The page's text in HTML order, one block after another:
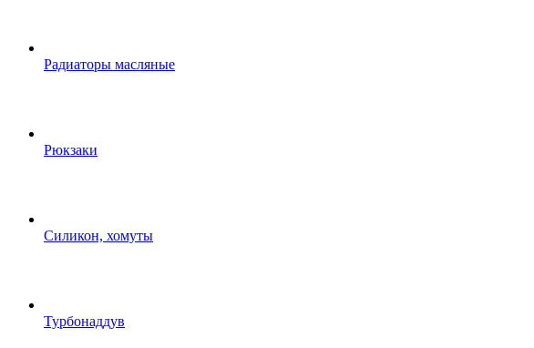
Радиаторы масляные
Рюкзаки
Силикон, хомуты
Турбонаддув